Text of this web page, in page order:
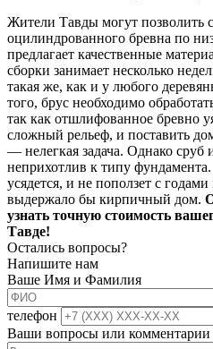
Жители Тавды могут позволить
оцилиндрованного бревна по
предлагает качественные
сборки занимает несколько
такая же, как и у любого
того, брус необходимо
так как отшлифованное бревно
сложный рельеф, и поставить
— нелегкая задача. Однако сруб
неприхотлив к типу
усядется, и не поползет с
выдержало бы кирпичный дом.
узнать точную стоимость
Тавде!
Остались вопросы?
Напишите нам
Ваше Имя и Фамилия
телефон
Ваши вопросы или комментарии